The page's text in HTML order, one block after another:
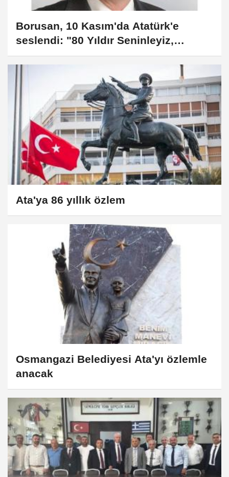
Borusan, 10 Kasım'da Atatürk'e
seslendi: "80 Yıldır Seninleyiz,
Sonsuza Kadar Seninleyiz"
Ata'ya 86 yıllık özlem
Osmangazi Belediyesi Ata'yı özlemle
anacak